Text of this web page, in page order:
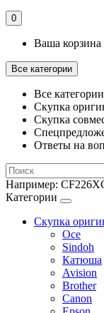
0
Ваша корзина
Все категории
Все категории
Скупка
Скупка
Ответы на
Например:
Категории
Скупка
Oce
Sindoh
Катюша
Avision
Brother
Canon